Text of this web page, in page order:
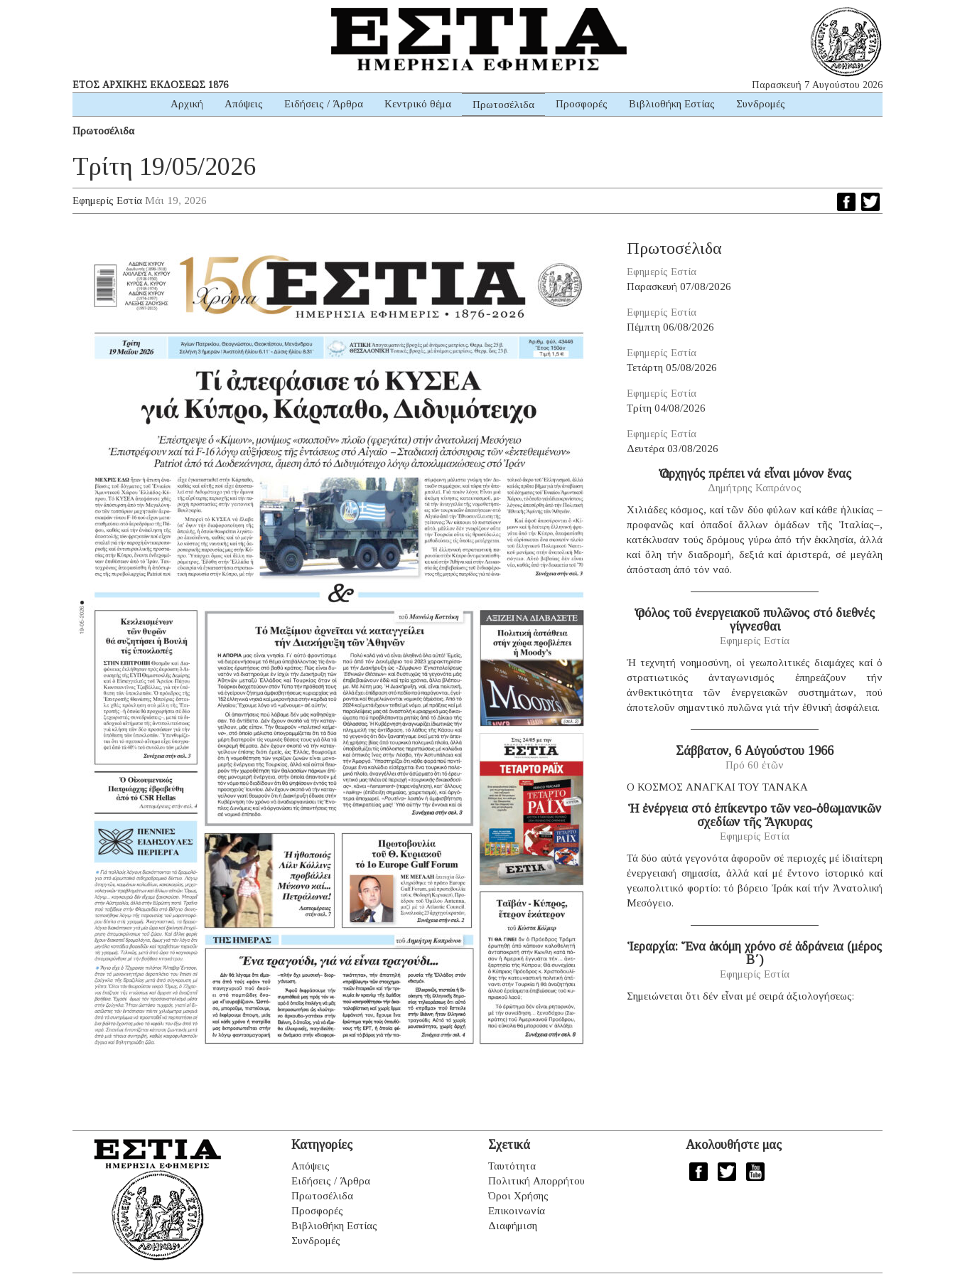
ΕΤΟΣ ΑΡΧΙΚΗΣ ΕΚΔΟΣΕΩΣ 1876 Παρασκευή 7 Αυγούστου 2026
Αρχική Απόψεις Ειδήσεις / Άρθρα Κεντρικό θέμα Πρωτοσέλιδα Προσφορές Βιβλιοθήκη Εστίας Συνδρομές
Πρωτοσέλιδα
Τρίτη 19/05/2026
Εφημερίς Εστία Μάι 19, 2026
Πρωτοσέλιδα
Εφημερίς Εστία
Παρασκευή 07/08/2026
Εφημερίς Εστία
Πέμπτη 06/08/2026
Εφημερίς Εστία
Τετάρτη 05/08/2026
Εφημερίς Εστία
Τρίτη 04/08/2026
Εφημερίς Εστία
Δευτέρα 03/08/2026
Ὁ ἀρχηγός πρέπει νά εἶναι μόνον ἕνας
Δημήτρης Καπράνος
Χιλιάδες κόσμος, καί τῶν δύο φύλων καί κάθε ἡλικίας –
προφανῶς καί ὀπαδοί ἄλλων ὁμάδων τῆς Ἰταλίας–,
κατέκλυσαν τούς δρόμους γύρω ἀπό τήν ἐκκλησία, ἀλλά
καί ὅλη τήν διαδρομή, δεξιά καί ἀριστερά, σέ μεγάλη
ἀπόσταση ἀπό τόν ναό.
Ὁ ρόλος τοῦ ἐνεργειακοῦ πυλῶνος στό διεθνές
γίγνεσθαι
Εφημερίς Εστία
Ἡ τεχνητή νοημοσύνη, οἱ γεωπολιτικές διαμάχες καί ὁ
στρατιωτικός ἀνταγωνισμός ἐπηρεάζουν τήν
ἀνθεκτικότητα τῶν ἐνεργειακῶν συστημάτων, πού
ἀποτελοῦν σημαντικό πυλῶνα γιά τήν ἐθνική ἀσφάλεια.
Σάββατον, 6 Αὐγούστου 1966
Πρό 60 ἐτῶν
Ο ΚΟΣΜΟΣ ΑΝΑΓΚΑΙ ΤΟΥ ΤΑΝΑΚΑ
Ἡ ἐνέργεια στό ἐπίκεντρο τῶν νεο-ὀθωμανικῶν
σχεδίων τῆς Ἄγκυρας
Εφημερίς Εστία
Τά δύο αὐτά γεγονότα ἀφοροῦν σέ περιοχές μέ ἰδιαίτερη
ἐνεργειακή σημασία, ἀλλά καί μέ ἔντονο ἱστορικό καί
γεωπολιτικό φορτίο: τό βόρειο Ἰράκ καί τήν Ἀνατολική
Μεσόγειο.
Ἱεραρχία: Ἕνα ἀκόμη χρόνο σέ ἀδράνεια (μέρος
B΄)
Εφημερίς Εστία
Σημειώνεται ὅτι δέν εἶναι μέ σειρά ἀξιολογήσεως:
Κατηγορίες
Απόψεις
Ειδήσεις / Άρθρα
Πρωτοσέλιδα
Προσφορές
Βιβλιοθήκη Εστίας
Συνδρομές
Σχετικά
Ταυτότητα
Πολιτική Απορρήτου
Όροι Χρήσης
Επικοινωνία
Διαφήμιση
Ακολουθήστε μας